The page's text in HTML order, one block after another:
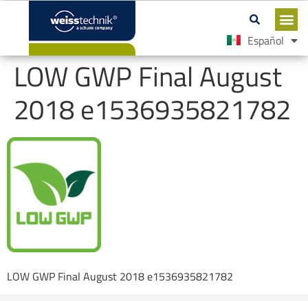
Español
English
LOW GWP Final August
2018 e1536935821782
LOW GWP Final August 2018 e1536935821782